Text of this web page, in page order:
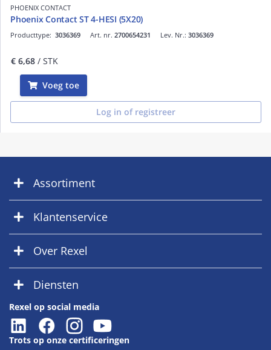
PHOENIX CONTACT
Phoenix Contact ST 4-HESI (5X20)
Art. nr. 2700654231
Producttype: 3036369 Lev. Nr.: 3036369
€ 6,68 / STK
Voeg toe
Log in of registreer
Assortiment
Klantenservice
Over Rexel
Diensten
Rexel op social media
Trots op onze certificeringen